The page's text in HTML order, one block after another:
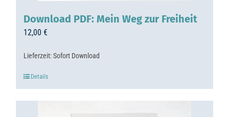
Download PDF: Mein Weg zur Freiheit
12,00 €
Lieferzeit:Sofort Download
Details